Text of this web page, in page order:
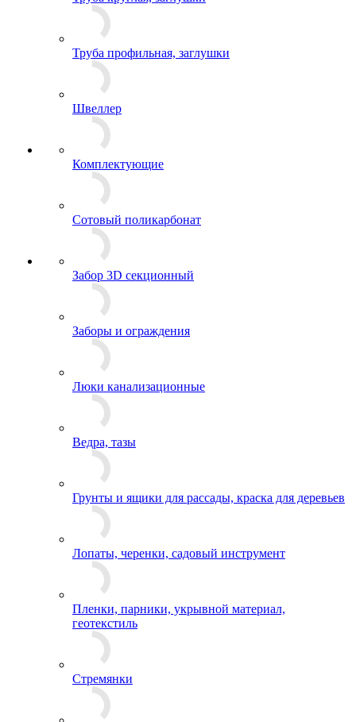
Труба профильная, заглушки
Швеллер
Комплектующие
Сотовый поликарбонат
Забор 3D секционный
Заборы и ограждения
Люки канализационные
Ведра, тазы
Грунты и ящики для рассады, краска для деревьев
Лопаты, черенки, садовый инструмент
Пленки, парники, укрывной материал,
геотекстиль
Стремянки